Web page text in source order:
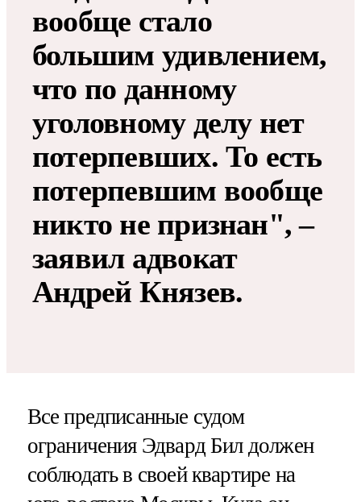
вообще стало
большим удивлением,
что по данному
уголовному делу нет
потерпевших. То есть
потерпевшим вообще
никто не признан", –
заявил адвокат
Андрей Князев.
Все предписанные судом
ограничения Эдвард Бил должен
соблюдать в своей квартире на